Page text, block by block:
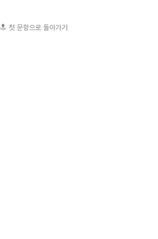
🔝 첫 문항으로 돌아가기